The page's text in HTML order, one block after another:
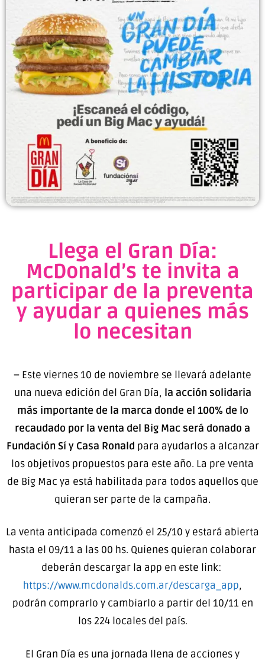
Llega el Gran Día:
McDonald’s te invita a
participar de la preventa
y ayudar a quienes más
lo necesitan
– Este viernes 10 de noviembre se llevará adelante
una nueva edición del Gran Día, la acción solidaria
más importante de la marca donde el 100% de lo
recaudado por la venta del Big Mac será donado a
Fundación Sí y Casa Ronald para ayudarlos a alcanzar
los objetivos propuestos para este año. La pre venta
de Big Mac ya está habilitada para todos aquellos que
quieran ser parte de la campaña.
La venta anticipada comenzó el 25/10 y estará abierta
hasta el 09/11 a las 00 hs. Quienes quieran colaborar
deberán descargar la app en este link:
https://www.mcdonalds.com.ar/descarga_app,
podrán comprarlo y cambiarlo a partir del 10/11 en
los 224 locales del país.
El Gran Día es una jornada llena de acciones y